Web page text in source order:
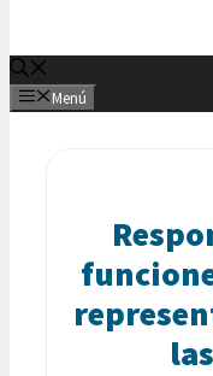
Menú